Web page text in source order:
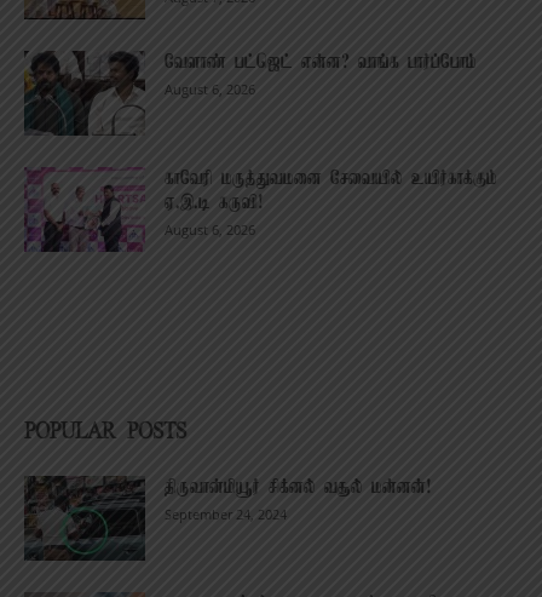
வேளாண் பட்ஜெட் என்ன? வாங்க பார்ப்போம்
August 6, 2026
காவேரி மருத்துவமனை சேவையில் உயிர்காக்கும்
ஏ.இ.டி கருவி!
August 6, 2026
POPULAR POSTS
திருவான்மியூர் சிக்னல் வசூல் மன்னன்!
September 24, 2024